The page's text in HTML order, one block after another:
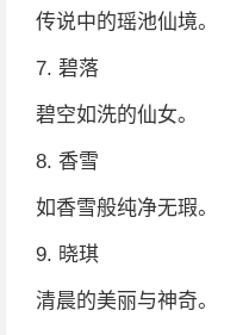
传说中的瑶池仙境。
7. 碧落
碧空如洗的仙女。
8. 香雪
如香雪般纯净无瑕。
9. 晓琪
清晨的美丽与神奇。